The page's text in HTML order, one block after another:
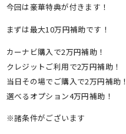
今回は豪華特典が付きます！
まずは最大10万円補助です！
カーナビ購入で2万円補助！
クレジットご利用で2万円補助！
当日その場でご購入で2万円補助！
選べるオプション4万円補助！
※諸条件がございます